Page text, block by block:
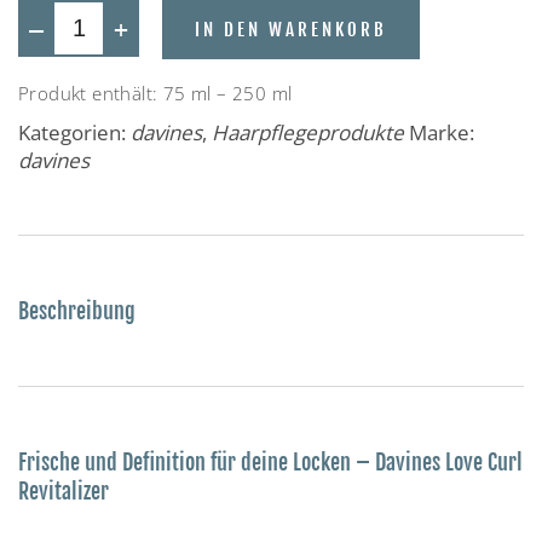
+
— IN DEN WARENKORB
Produkt enthält: 75 ml – 250 ml
Kategorien: davines, Haarpflegeprodukte Marke:
davines
Beschreibung
Frische und Definition für deine Locken – Davines Love Curl
Revitalizer